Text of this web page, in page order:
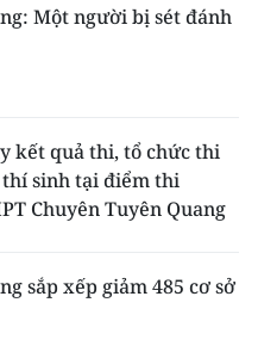
Một người bị sét đánh
kết quả thi, tổ chức thi
thí sinh tại điểm thi
Chuyên Tuyên Quang
sắp xếp giảm 485 cơ sở